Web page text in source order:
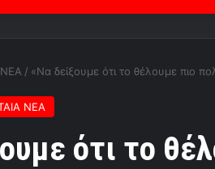
/ «Να δείξουμε ότι το θέλουμε πιο
ΝΕΑ
ότι το